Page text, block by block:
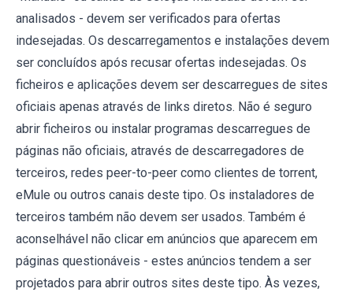
analisados ​​- devem ser verificados para ofertas
indesejadas. Os descarregamentos e instalações devem
ser concluídos após recusar ofertas indesejadas. Os
ficheiros e aplicações devem ser descarregues de sites
oficiais apenas através de links diretos. Não é seguro
abrir ficheiros ou instalar programas descarregues de
páginas não oficiais, através de descarregadores de
terceiros, redes peer-to-peer como clientes de torrent,
eMule ou outros canais deste tipo. Os instaladores de
terceiros também não devem ser usados. Também é
aconselhável não clicar em anúncios que aparecem em
páginas questionáveis ​​- estes anúncios tendem a ser
projetados para abrir outros sites deste tipo. Às vezes,